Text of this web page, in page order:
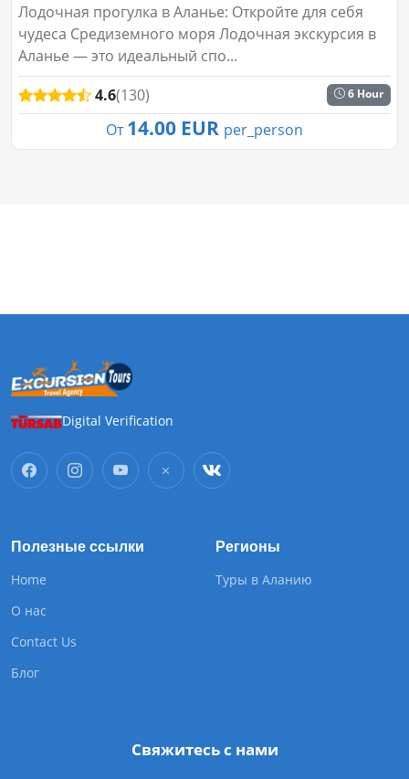
Лодочная прогулка в Аланье: Откройте для себя
чудеса Средиземного моря Лодочная экскурсия в
Аланье — это идеальный спо...
4.6(130) 6 Hour
От 14.00 EUR per_person
Digital Verification
Полезные ссылки
Home
О нас
Contact Us
Блог
Регионы
Туры в Аланию
Свяжитесь с нами